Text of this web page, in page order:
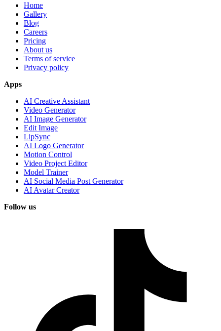
Home
Gallery
Blog
Careers
Pricing
About us
Terms of service
Privacy policy
Apps
AI Creative Assistant
Video Generator
AI Image Generator
Edit Image
LipSync
AI Logo Generator
Motion Control
Video Project Editor
Model Trainer
AI Social Media Post Generator
AI Avatar Creator
Follow us